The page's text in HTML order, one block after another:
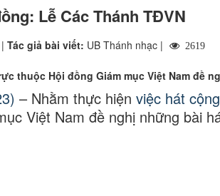
Lễ Các Thánh TĐVN
| Tác giả bài viết: UB Thánh nhạc | 2619
thuộc Hội đồng Giám mục Việt Nam đề
– Nhằm thực hiện việc hát
Việt Nam đề nghị những bài